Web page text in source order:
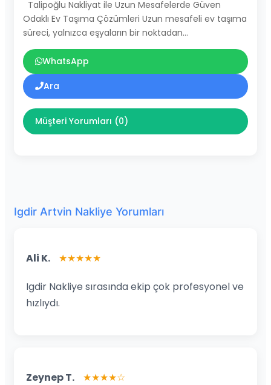
Talipoğlu Nakliyat ile Uzun Mesafelerde Güven
Odaklı Ev Taşıma Çözümleri Uzun mesafeli ev taşıma
süreci, yalnızca eşyaların bir noktadan…
WhatsApp
Ara
Müşteri Yorumları (0)
Igdir Artvin Nakliye Yorumları
Ali K. ★★★★★
Igdir Nakliye sırasında ekip çok profesyonel ve
hızlıydı.
Zeynep T. ★★★★☆